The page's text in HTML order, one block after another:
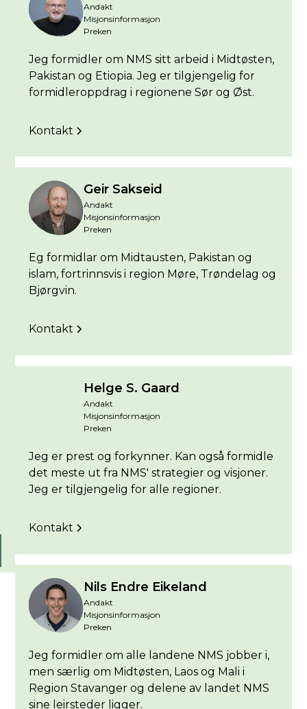
Andakt
Misjonsinformasjon
Preken
Jeg formidler om NMS sitt arbeid i Midtøsten,
Pakistan og Etiopia. Jeg er tilgjengelig for
formidleroppdrag i regionene Sør og Øst.
Kontakt
Geir Sakseid
Andakt
Misjonsinformasjon
Preken
Eg formidlar om Midtausten, Pakistan og
islam, fortrinnsvis i region Møre, Trøndelag og
Bjørgvin.
Kontakt
Helge S. Gaard
Andakt
Misjonsinformasjon
Preken
Jeg er prest og forkynner. Kan også formidle
det meste ut fra NMS' strategier og visjoner.
Jeg er tilgjengelig for alle regioner.
Kontakt
Nils Endre Eikeland
Andakt
Misjonsinformasjon
Preken
Jeg formidler om alle landene NMS jobber i,
men særlig om Midtøsten, Laos og Mali i
Region Stavanger og delene av landet NMS
sine leirsteder ligger.